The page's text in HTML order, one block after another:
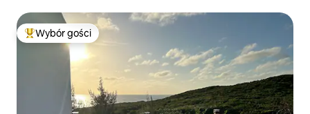
Najpopularniejsze z kategorii Wybór gości
Wybór gości